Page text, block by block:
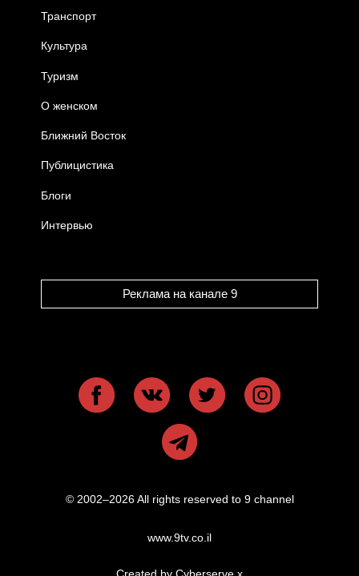
Транспорт
Культура
Туризм
О женском
Ближний Восток
Публицистика
Блоги
Интервью
Реклама на канале 9
© 2002–2026 All rights reserved to 9 channel
www.9tv.co.il
Created by Cyberserve x